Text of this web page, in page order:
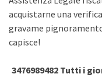
acquistarne una
gravame
capisce!
3476989482 Tutti i